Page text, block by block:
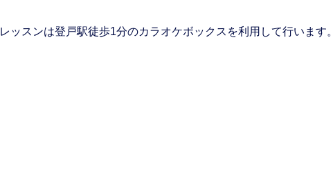
レッスンは登戸駅徒歩1分のカラオケボックスを利用して行います。